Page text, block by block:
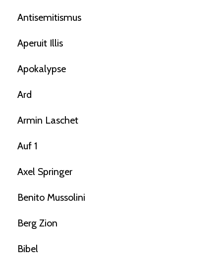
Antisemitismus
Aperuit Illis
Apokalypse
Ard
Armin Laschet
Auf 1
Axel Springer
Benito Mussolini
Berg Zion
Bibel